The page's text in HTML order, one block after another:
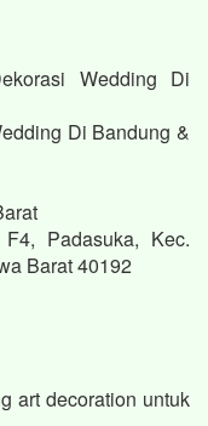
Wedding Di
Di Bandung &
Padasuka, Kec.
Barat 40192
art decoration untuk